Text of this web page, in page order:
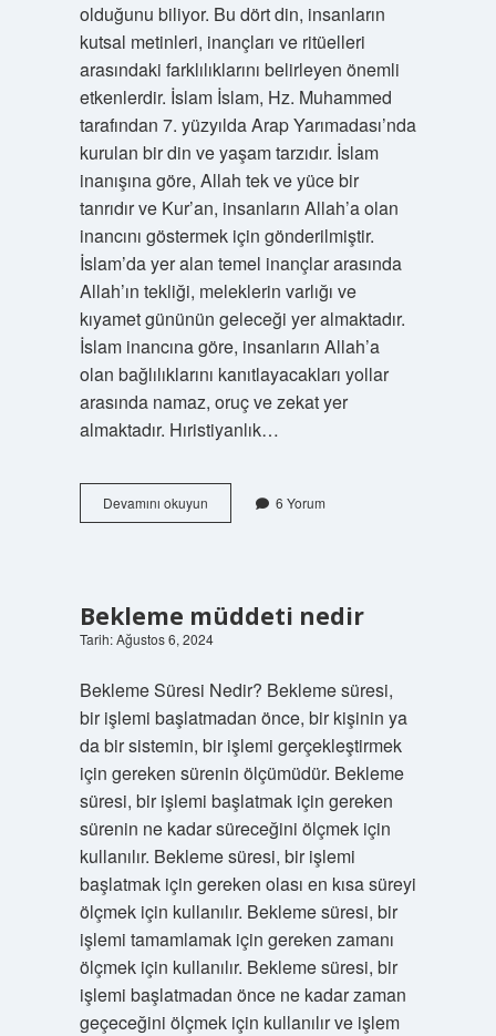
olduğunu biliyor. Bu dört din, insanların
kutsal metinleri, inançları ve ritüelleri
arasındaki farklılıklarını belirleyen önemli
etkenlerdir. İslam İslam, Hz. Muhammed
tarafından 7. yüzyılda Arap Yarımadası’nda
kurulan bir din ve yaşam tarzıdır. İslam
inanışına göre, Allah tek ve yüce bir
tanrıdır ve Kur’an, insanların Allah’a olan
inancını göstermek için gönderilmiştir.
İslam’da yer alan temel inançlar arasında
Allah’ın tekliği, meleklerin varlığı ve
kıyamet gününün geleceği yer almaktadır.
İslam inancına göre, insanların Allah’a
olan bağlılıklarını kanıtlayacakları yollar
arasında namaz, oruç ve zekat yer
almaktadır. Hıristiyanlık…
Devamını okuyun4
ana
6 Yorum
Bekleme müddeti nedir
Tarih: Ağustos 6, 2024
Bekleme Süresi Nedir? Bekleme süresi,
bir işlemi başlatmadan önce, bir kişinin ya
da bir sistemin, bir işlemi gerçekleştirmek
için gereken sürenin ölçümüdür. Bekleme
süresi, bir işlemi başlatmak için gereken
sürenin ne kadar süreceğini ölçmek için
kullanılır. Bekleme süresi, bir işlemi
başlatmak için gereken olası en kısa süreyi
ölçmek için kullanılır. Bekleme süresi, bir
işlemi tamamlamak için gereken zamanı
ölçmek için kullanılır. Bekleme süresi, bir
işlemi başlatmadan önce ne kadar zaman
geçeceğini ölçmek için kullanılır ve işlem